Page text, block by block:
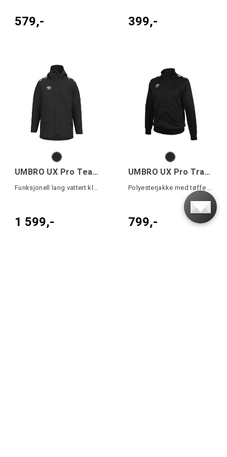
579,- 399,-
UMBRO UX Pro Team Jacket Jr
Funksjonell lang vattert klubbjakke
1 599,-
UMBRO UX Pro Track Jacket
Polyesterjakke med tøffe detaljer
799,-